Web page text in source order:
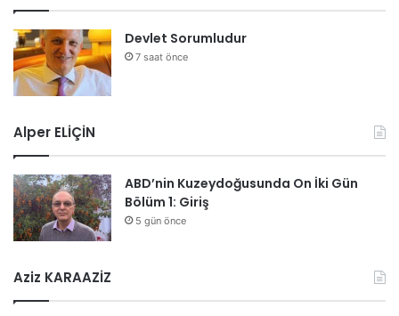
Devlet Sorumludur
7 saat önce
Alper ELİÇİN
ABD’nin Kuzeydoğusunda On İki Gün
Bölüm 1: Giriş
5 gün önce
Aziz KARAAZİZ